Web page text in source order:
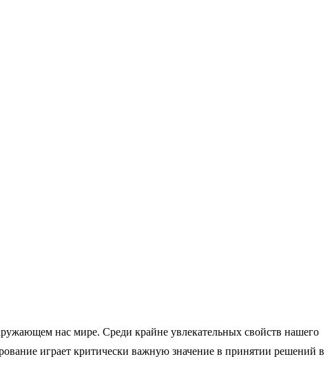
нас мире. Среди крайне увлекательных свойств нашего
играет критически важную значение в принятии решений в